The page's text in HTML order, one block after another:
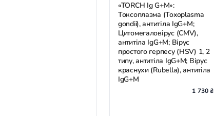
«TORCH Ig G+М»:
Токсоплазма (Toxoplasma
gondii), антитіла IgG+M;
Цитомегаловірус (CMV),
антитіла IgG+M; Вірус
простого герпесу (HSV) 1, 2
типу, антитіла IgG+M; Вірус
краснухи (Rubella), антитіла
IgG+M
1 730 ₴